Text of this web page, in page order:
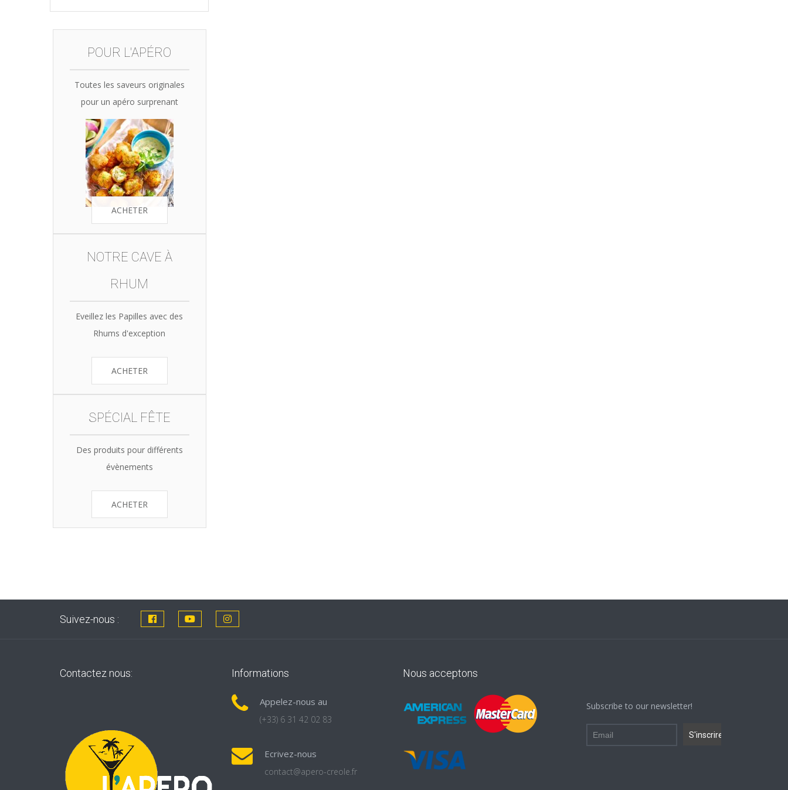
POUR L'APÉRO
Toutes les saveurs originales
pour un apéro surprenant
ACHETER
NOTRE CAVE À
RHUM
Eveillez les Papilles avec des
Rhums d'exception
ACHETER
SPÉCIAL FÊTE
Des produits pour différents
évènements
ACHETER
Suivez-nous :
Contactez nous: Informations
Appelez-nous au
(+33) 6 31 42 02 83
Ecrivez-nous
contact@apero-creole.fr
Nous acceptons
Subscribe to our newsletter!